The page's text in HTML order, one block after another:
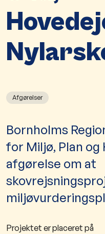
Afgørelser
Bornholms
for Miljø, Plan
afgørelse om at
Projektet er placeret på